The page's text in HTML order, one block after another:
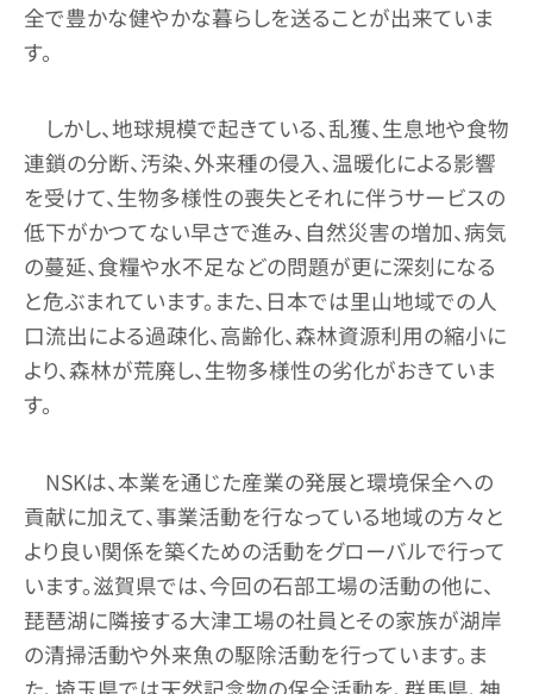
全で豊かな健やかな暮らしを送ることが出来ていま
す。
しかし、地球規模で起きている、乱獲、生息地や食物
連鎖の分断、汚染、外来種の侵入、温暖化による影響
を受けて、生物多様性の喪失とそれに伴うサービスの
低下がかつてない早さで進み、自然災害の増加、病気
の蔓延、食糧や水不足などの問題が更に深刻になる
と危ぶまれています。また、日本では里山地域での人
口流出による過疎化、高齢化、森林資源利用の縮小に
より、森林が荒廃し、生物多様性の劣化がおきていま
す。
NSKは、本業を通じた産業の発展と環境保全への
貢献に加えて、事業活動を行なっている地域の方々と
より良い関係を築くための活動をグローバルで行って
います。滋賀県では、今回の石部工場の活動の他に、
琵琶湖に隣接する大津工場の社員とその家族が湖岸
の清掃活動や外来魚の駆除活動を行っています。ま